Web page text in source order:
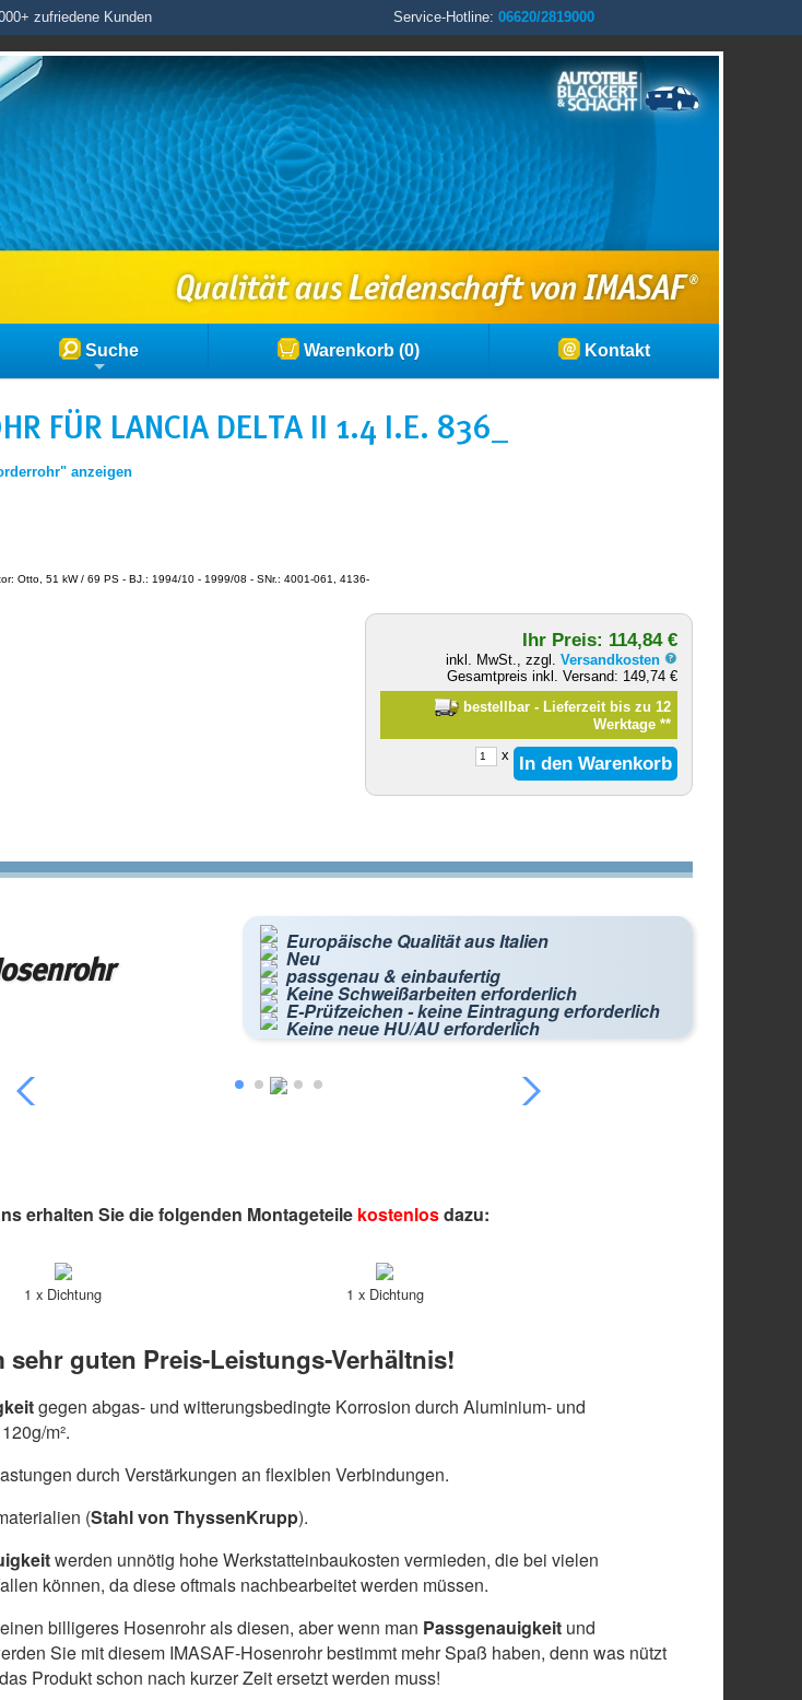
zufriedene Kunden Service-Hotline: 06620/2819000
Suche Warenkorb (0) Kontakt
FÜR LANCIA DELTA II 1.4 I.E. 836_
anzeigen
Otto, 51 kW / 69 PS - BJ.: 1994/10 - 1999/08 - SNr.: 4001-061, 4136-
Ihr Preis: 114,84 €
inkl. MwSt., zzgl.Versandkosten
Gesamtpreis inkl. Versand: 149,74 €
bestellbar - Lieferzeit bis zu 12
Werktage **
x
Europäische Qualität aus Italien
Neu
passgenau & einbaufertig
Keine Schweißarbeiten erforderlich
E-Prüfzeichen - keine Eintragung erforderlich
Keine neue HU/AU erforderlich
erhalten Sie die folgenden Montageteile kostenlosdazu:
1 x Dichtung 1 x Dichtung
sehr guten Preis-Leistungs-Verhältnis!
gegen abgas- und witterungsbedingte Korrosion durch Aluminium- und
m².
durch Verstärkungen an flexiblen Verbindungen.
(Stahl von ThyssenKrupp).
werden unnötig hohe Werkstatteinbaukosten vermieden, die bei vielen
können, da diese oftmals nachbearbeitet werden müssen.
billigeres Hosenrohr als diesen, aber wenn man Passgenauigkeit und
Sie mit diesem IMASAF-Hosenrohr bestimmt mehr Spaß haben, denn was nützt
Produkt schon nach kurzer Zeit ersetzt werden muss!